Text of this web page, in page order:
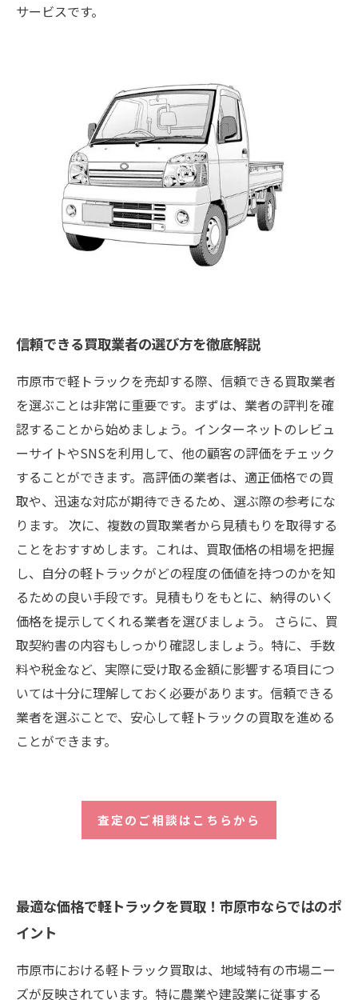
サービスです。
信頼できる買取業者の選び方を徹底解説
市原市で軽トラックを売却する際、信頼できる買取業者
を選ぶことは非常に重要です。まずは、業者の評判を確
認することから始めましょう。インターネットのレビュ
ーサイトやSNSを利用して、他の顧客の評価をチェック
することができます。高評価の業者は、適正価格での買
取や、迅速な対応が期待できるため、選ぶ際の参考にな
ります。 次に、複数の買取業者から見積もりを取得する
ことをおすすめします。これは、買取価格の相場を把握
し、自分の軽トラックがどの程度の価値を持つのかを知
るための良い手段です。見積もりをもとに、納得のいく
価格を提示してくれる業者を選びましょう。 さらに、買
取契約書の内容もしっかり確認しましょう。特に、手数
料や税金など、実際に受け取る金額に影響する項目につ
いては十分に理解しておく必要があります。信頼できる
業者を選ぶことで、安心して軽トラックの買取を進める
ことができます。
査定のご相談はこちらから
最適な価格で軽トラックを買取！市原市ならではのポ
イント
市原市における軽トラック買取は、地域特有の市場ニー
ズが反映されています。特に農業や建設業に従事する